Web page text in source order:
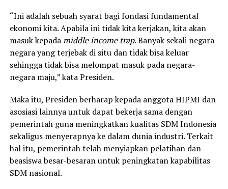
“Ini adalah sebuah syarat bagi fondasi fundamental
ekonomi kita. Apabila ini tidak kita kerjakan, kita akan
masuk kepadamiddle income trap. Banyak sekali negara-
negara yang terjebak di situ dan tidak bisa keluar
sehingga tidak bisa melompat masuk pada negara-
negara maju,” kata Presiden.
Maka itu, Presiden berharap kepada anggota HIPMI dan
asosiasi lainnya untuk dapat bekerja sama dengan
pemerintah guna meningkatkan kualitas SDM Indonesia
sekaligus menyerapnya ke dalam dunia industri. Terkait
hal itu, pemerintah telah menyiapkan pelatihan dan
beasiswa besar-besaran untuk peningkatan kapabilitas
SDM nasional.